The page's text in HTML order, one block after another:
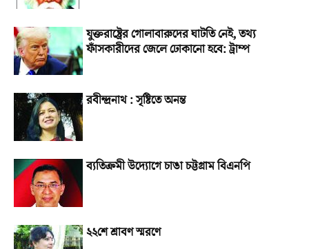
যুক্তরাষ্ট্রের গোলাবারুদের ঘাটতি নেই, তথ্য
ফাঁসকারীদের জেলে ঢোকানো হবে: ট্রাম্প
রবীন্দ্রনাথ : সৃষ্টিতে অনন্ত
ব্যতিক্রমী উদ্যোগে চাঙা চট্টগ্রাম বিএনপি
২২শে শ্রাবণ স্মরণে